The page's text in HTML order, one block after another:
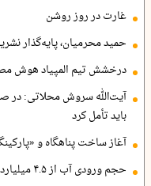
غارت در روز روشن
حمید محرمیان، پایه‌گذار
درخشش تیم المپیاد هوش
آیت‌الله سروش محلاتی:
باید تأمل کرد
آغاز ساخت پناهگاه و
حجم ورودی آب از ۴.۵ میلیارد مترمکعب گذشت؛ دریاچه ارومیه جان گرفت